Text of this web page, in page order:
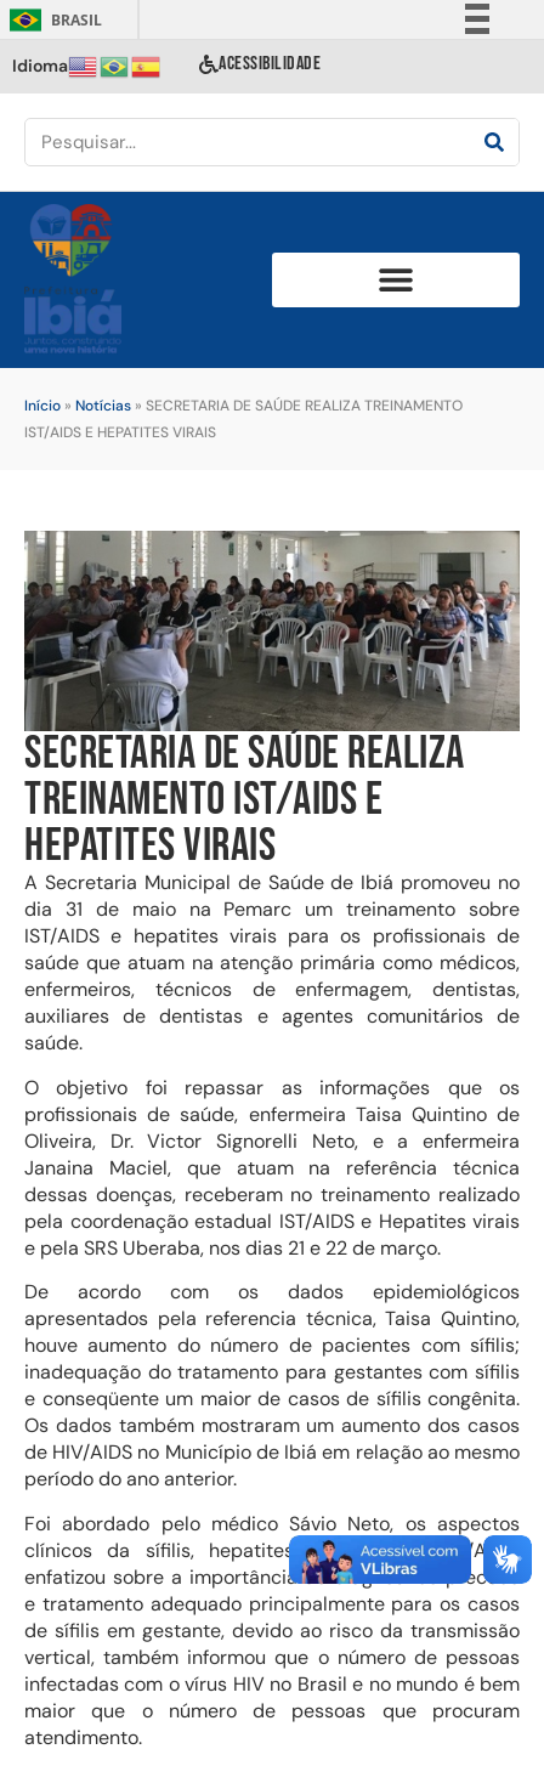
BRASIL
Comunica BR
Acesso à informação
Idioma ACESSIBILIDADE
Início » Notícias » SECRETARIA DE SAÚDE REALIZA TREINAMENTO
IST/AIDS E HEPATITES VIRAIS
SECRETARIA DE SAÚDE REALIZA
TREINAMENTO IST/AIDS E
HEPATITES VIRAIS
A Secretaria Municipal de Saúde de Ibiá promoveu no
dia 31 de maio na Pemarc um treinamento sobre
IST/AIDS e hepatites virais para os profissionais de
saúde que atuam na atenção primária como médicos,
enfermeiros, técnicos de enfermagem, dentistas,
auxiliares de dentistas e agentes comunitários de
saúde.
O objetivo foi repassar as informações que os
profissionais de saúde, enfermeira Taisa Quintino de
Oliveira, Dr. Victor Signorelli Neto, e a enfermeira
Janaina Maciel, que atuam na referência técnica
dessas doenças, receberam no treinamento realizado
pela coordenação estadual IST/AIDS e Hepatites virais
e pela SRS Uberaba, nos dias 21 e 22 de março.
De acordo com os dados epidemiológicos
apresentados pela referencia técnica, Taisa Quintino,
houve aumento do número de pacientes com sífilis;
inadequação do tratamento para gestantes com sífilis
e conseqüente um maior de casos de sífilis congênita.
Os dados também mostraram um aumento dos casos
de HIV/AIDS no Município de Ibiá em relação ao mesmo
período do ano anterior.
Foi abordado pelo médico Sávio Neto, os aspectos
clínicos da sífilis, hepatites virais e do HIV/AIDS,
enfatizou sobre a importância do diagnóstico precoce
e tratamento adequado principalmente para os casos
de sífilis em gestante, devido ao risco da transmissão
vertical, também informou que o número de pessoas
infectadas com o vírus HIV no Brasil e no mundo é bem
maior que o número de pessoas que procuram
atendimento.